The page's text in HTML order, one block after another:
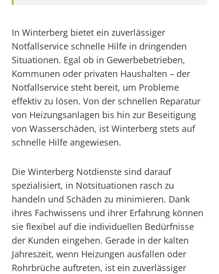
In Winterberg bietet ein zuverlässiger
Notfallservice schnelle Hilfe in dringenden
Situationen. Egal ob in Gewerbebetrieben,
Kommunen oder privaten Haushalten – der
Notfallservice steht bereit, um Probleme
effektiv zu lösen. Von der schnellen Reparatur
von Heizungsanlagen bis hin zur Beseitigung
von Wasserschäden, ist Winterberg stets auf
schnelle Hilfe angewiesen.
Die Winterberg Notdienste sind darauf
spezialisiert, in Notsituationen rasch zu
handeln und Schäden zu minimieren. Dank
ihres Fachwissens und ihrer Erfahrung können
sie flexibel auf die individuellen Bedürfnisse
der Kunden eingehen. Gerade in der kalten
Jahreszeit, wenn Heizungen ausfallen oder
Rohrbrüche auftreten, ist ein zuverlässiger